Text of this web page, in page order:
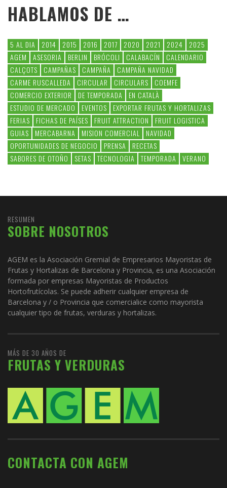
HABLAMOS DE …
5 AL DIA 2014 2015 2016 2017 2020 2021 2024
2025
AGEM
ASESORIA BERLIN BRÓCOLI CALABACÍN
CALENDARIO
CALÇOTS
CAMPAÑAS CAMPAÑA
CAMPAÑA NAVIDAD
CARME RUSCALLEDA
CIRCULAR CIRCULARS
COEMFE
COMERCIO EXTERIOR
DE TEMPORADA
EN CATALÀ
ESTUDIO DE MERCADO
EVENTOS
EXPORTAR FRUTAS Y HORTALIZAS
FERIAS
FICHAS DE PAÍSES FRUIT ATTRACTION
FRUIT LOGISTICA
GUIAS
MERCABARNA MISION COMERCIAL
NAVIDAD
OPORTUNIDADES DE NEGOCIO
PRENSA
RECETAS
SABORES DE OTOÑO
SETAS TECNOLOGIA TEMPORADA VERANO
RESUMEN
SOBRE NOSOTROS
AGEM es la Asociación Gremial de Empresarios Mayoristas de
Frutas y Hortalizas de Barcelona y Provincia, es una Asociación
formada por empresas Mayoristas de Productos
Hortofrutícolas. Se puede adherir cualquier empresa de
Barcelona y / o Provincia que comercialice como mayorista
cualquier tipo de frutas, verduras y hortalizas.
MÁS DE 30 AÑOS DE
FRUTAS Y VERDURAS
CONTACTA CON AGEM